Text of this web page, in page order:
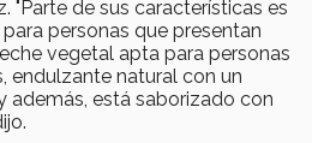
"Parte de sus características es
personas que presentan
vegetal apta para personas
endulzante natural con un
además, está saborizado con